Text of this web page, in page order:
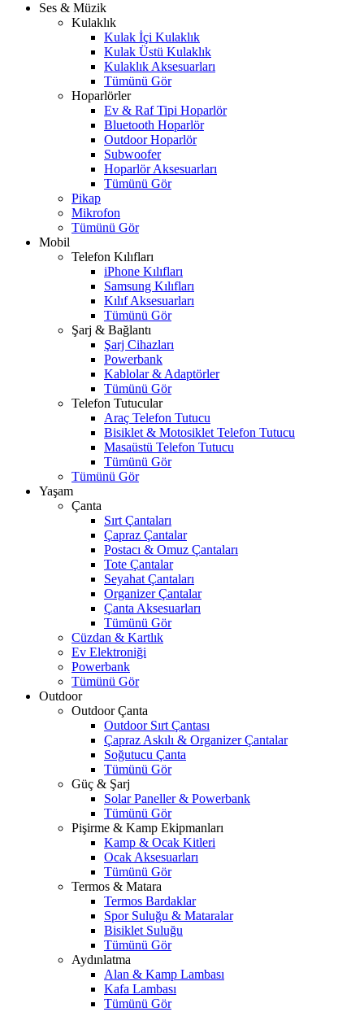
Ses & Müzik
Kulaklık
Kulak İçi Kulaklık
Kulak Üstü Kulaklık
Kulaklık Aksesuarları
Tümünü Gör
Hoparlörler
Ev & Raf Tipi Hoparlör
Bluetooth Hoparlör
Outdoor Hoparlör
Subwoofer
Hoparlör Aksesuarları
Tümünü Gör
Pikap
Mikrofon
Tümünü Gör
Mobil
Telefon Kılıfları
iPhone Kılıfları
Samsung Kılıfları
Kılıf Aksesuarları
Tümünü Gör
Şarj & Bağlantı
Şarj Cihazları
Powerbank
Kablolar & Adaptörler
Tümünü Gör
Telefon Tutucular
Araç Telefon Tutucu
Bisiklet & Motosiklet Telefon Tutucu
Masaüstü Telefon Tutucu
Tümünü Gör
Tümünü Gör
Yaşam
Çanta
Sırt Çantaları
Çapraz Çantalar
Postacı & Omuz Çantaları
Tote Çantalar
Seyahat Çantaları
Organizer Çantalar
Çanta Aksesuarları
Tümünü Gör
Cüzdan & Kartlık
Ev Elektroniği
Powerbank
Tümünü Gör
Outdoor
Outdoor Çanta
Outdoor Sırt Çantası
Çapraz Askılı & Organizer Çantalar
Soğutucu Çanta
Tümünü Gör
Güç & Şarj
Solar Paneller & Powerbank
Tümünü Gör
Pişirme & Kamp Ekipmanları
Kamp & Ocak Kitleri
Ocak Aksesuarları
Tümünü Gör
Termos & Matara
Termos Bardaklar
Spor Suluğu & Mataralar
Bisiklet Suluğu
Tümünü Gör
Aydınlatma
Alan & Kamp Lambası
Kafa Lambası
Tümünü Gör